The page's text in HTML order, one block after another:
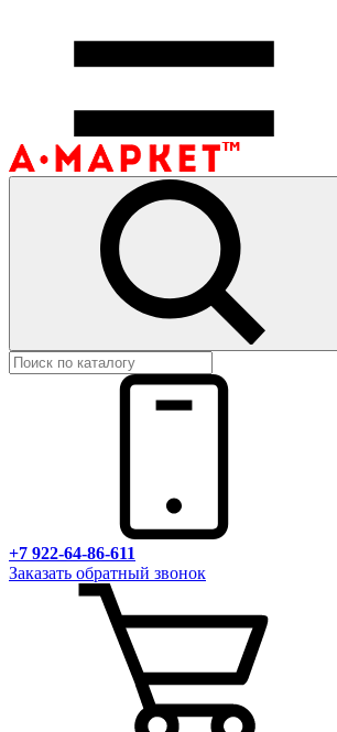
+7 922-64-86-611
Заказать обратный звонок